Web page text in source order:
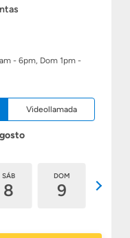
- 6pm, Dom 1pm -
Videollamada
SÁB
8
DOM
9